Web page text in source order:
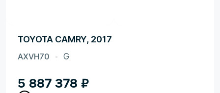
TOYOTA CAMRY, 2017
AXVH70 G
5 887 378 ₽